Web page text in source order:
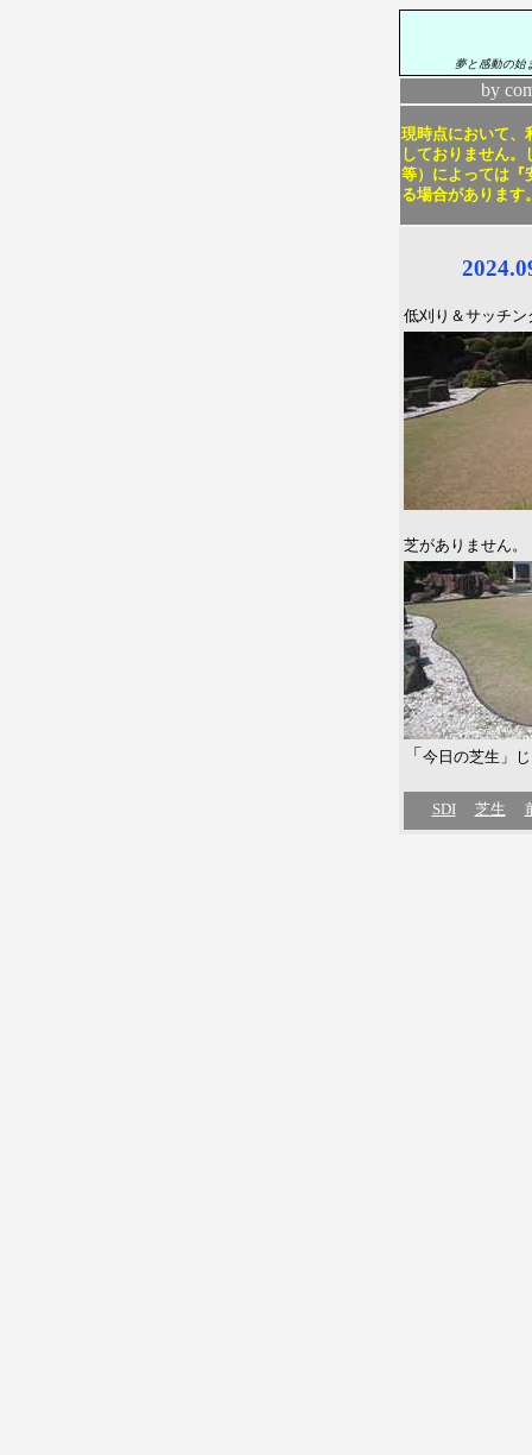
夢と感動の始
by
現時点において、
しておりません
等）によっては『
る場合があります
低刈り＆サッチン
芝がありません。
「 今日の芝生」
SDI 芝生